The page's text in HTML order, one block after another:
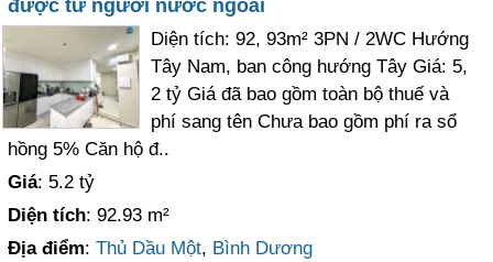
được từ người nước ngoài
Diện tích: 92, 93m² 3PN / 2WC Hướng
Tây Nam, ban công hướng Tây Giá: 5,
2 tỷ Giá đã bao gồm toàn bộ thuế và
phí sang tên Chưa bao gồm phí ra sổ
hồng 5% Căn hộ đ..
Giá: 5.2 tỷ
Diện tích: 92.93 m²
Địa điểm:Thủ Dầu Một, Bình Dương